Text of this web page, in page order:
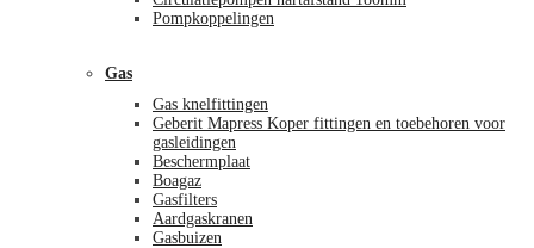
Pompkoppelingen
Gas
Gas knelfittingen
Geberit Mapress Koper fittingen en toebehoren voor
gasleidingen
Beschermplaat
Boagaz
Gasfilters
Aardgaskranen
Gasbuizen